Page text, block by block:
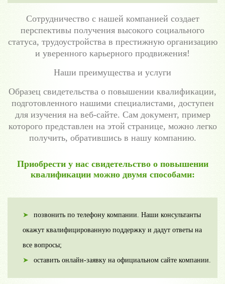
Сотрудничество с нашей компанией создает
перспективы получения высокого социального
статуса, трудоустройства в престижную организацию
и уверенного карьерного продвижения!
Наши преимущества и услуги
Образец свидетельства о повышении квалификации,
подготовленного нашими специалистами, доступен
для изучения на веб-сайте. Сам документ, пример
которого представлен на этой странице, можно легко
получить, обратившись в нашу компанию.
Приобрести у нас свидетельство о повышении
квалификации можно двумя способами:
позвонить по телефону компании. Наши консультанты
окажут квалифицированную поддержку и дадут ответы на
все вопросы;
оставить онлайн-заявку на официальном сайте компании.